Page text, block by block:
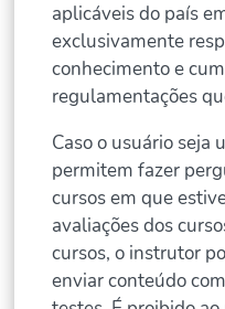
aplicáveis do país
exclusivamente
conhecimento e
regulamentações
Caso o usuário seja
permitem fazer
cursos em que
avaliações dos
cursos, o instrutor
enviar conteúdo